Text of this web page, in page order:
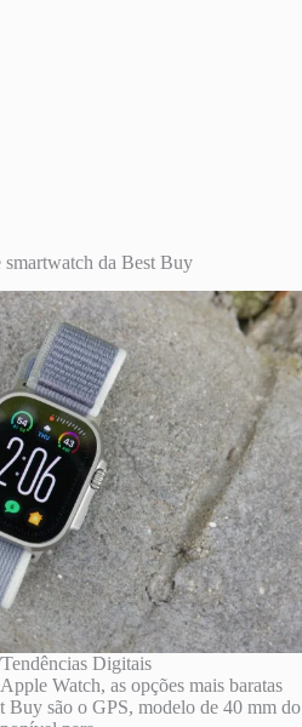
da Best Buy
Digitais
Watch, as opções mais baratas
Buy são o GPS, modelo de 40 mm do